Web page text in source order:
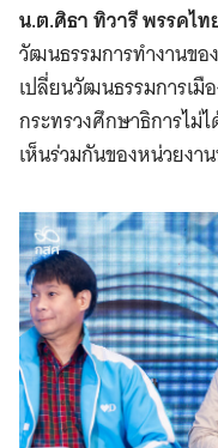
น.ต.ศิธา ทิวารี พรรคไท
วัฒนธรรมการทำงานขอ
เปลี่ยนวัฒนธรรมการเมื
กระทรวงศึกษาธิการไม่
เห็นร่วมกันของหน่วยงา